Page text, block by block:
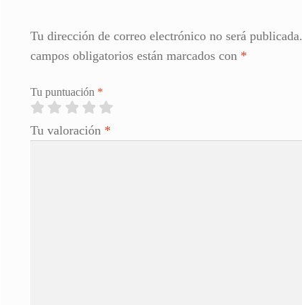
Tu dirección de correo electrónico no será publicada.
campos obligatorios están marcados con *
Tu puntuación *
Tu valoración *